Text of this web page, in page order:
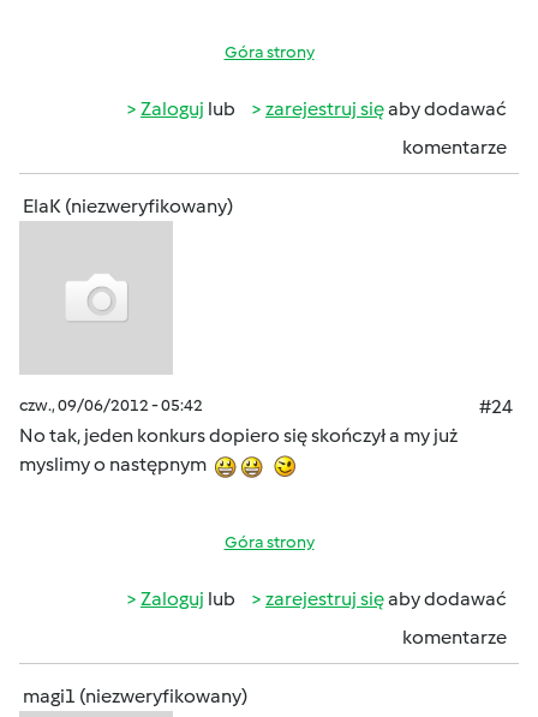
Góra strony
Zaloguj lub zarejestruj sięaby dodawać
komentarze
ElaK (niezweryfikowany)
czw., 09/06/2012 - 05:42
#24
No tak, jeden konkurs dopiero się skończył a my już
myslimy o następnym
Góra strony
Zaloguj lub zarejestruj sięaby dodawać
komentarze
magi1 (niezweryfikowany)